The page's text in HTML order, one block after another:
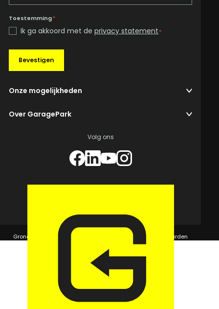
Toestemming*
Ik ga akkoord met deprivacy statement*
Bevestigen
Onze mogelijkheden
Over GaragePark
Volg ons
© 2026 GaragePark.
Grondposities
365Beheer & GaragePark Algemene voorwaarden